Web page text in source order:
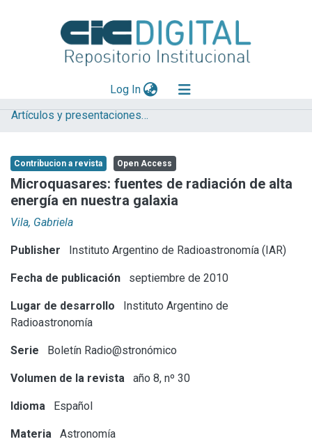
Log In(current)
Explorar
Aportar material
Statistics
Artículos y presentaciones en Congresos
Contribucion a revista Open Access
Microquasares: fuentes de radiación de alta
energía en nuestra galaxia
Vila, Gabriela
Publisher Instituto Argentino de Radioastronomía (IAR)
Fecha de publicación septiembre de 2010
Lugar de desarrollo
Instituto Argentino de
Radioastronomía
Serie Boletín Radio@stronómico
Volumen de la revista año 8, nº 30
Idioma Español
Materia Astronomía